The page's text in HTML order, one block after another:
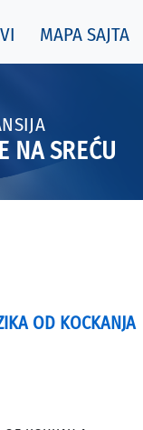
MAPA SAJTA
NA SREĆU
OD KOCKANJA